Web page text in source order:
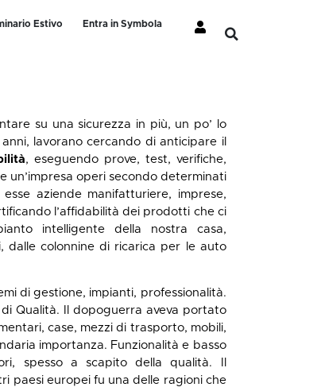
Estivo
Entra in Symbola
su una sicurezza in più, un po’ lo
lavorano cercando di anticipare il
, eseguendo prove, test, verifiche,
un’impresa operi secondo determinati
aziende manifatturiere, imprese,
l’affidabilità dei prodotti che ci
intelligente della nostra casa,
dalle colonnine di ricarica per le auto
di gestione, impianti, professionalità.
Qualità. Il dopoguerra aveva portato
case, mezzi di trasporto, mobili,
importanza. Funzionalità e basso
spesso a scapito della qualità. Il
paesi europei fu una delle ragioni che